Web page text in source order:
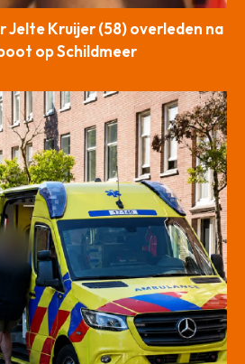
Kruijer (58) overleden na
op Schildmeer